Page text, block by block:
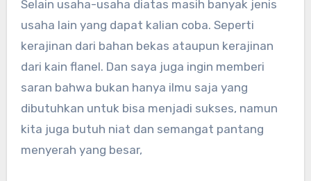
Selain usaha-usaha diatas masih banyak jenis
usaha lain yang dapat kalian coba. Seperti
kerajinan dari bahan bekas ataupun kerajinan
dari kain flanel. Dan saya juga ingin memberi
saran bahwa bukan hanya ilmu saja yang
dibutuhkan untuk bisa menjadi sukses, namun
kita juga butuh niat dan semangat pantang
menyerah yang besar,